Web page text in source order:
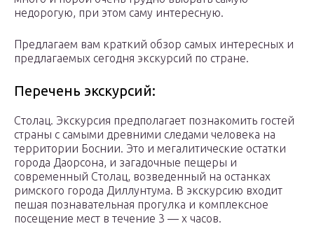
недорогую, при этом саму интересную.
Предлагаем вам краткий обзор самых интересных и
предлагаемых сегодня экскурсий по стране.
Перечень экскурсий:
Столац. Экскурсия предполагает познакомить гостей
страны с самыми древними следами человека на
территории Боснии. Это и мегалитические остатки
города Даорсона, и загадочные пещеры и
современный Столац, возведенный на останках
римского города Диллунтума. В экскурсию входит
пешая познавательная прогулка и комплексное
посещение мест в течение 3 — х часов.